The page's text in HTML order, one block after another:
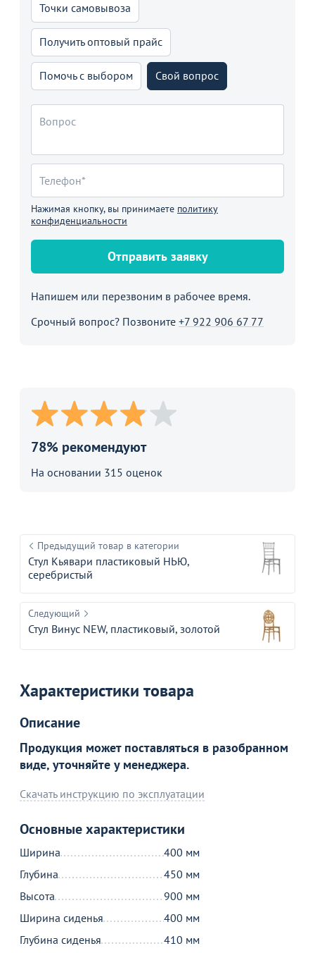
Точки самовывоза
Получить оптовый прайс
Помочь с выбором Свой вопрос
Нажимая кнопку, вы принимаете политику
конфиденциальности
Отправить заявку
Напишем или перезвоним в рабочее время.
Срочный вопрос? Позвоните +7 922 906 67 77
78% рекомендуют
На основании 315 оценок
Предыдущий товар в категории
Стул Кьявари пластиковый НЬЮ,
серебристый
Следующий
Стул Винус NEW, пластиковый, золотой
Характеристики товара
Описание
Продукция может поставляться в разобранном
виде, уточняйте у менеджера.
Скачать инструкцию по эксплуатации
Основные характеристики
Ширина
400 мм
Глубина
450 мм
Высота
900 мм
Ширина сиденья
400 мм
Глубина сиденья
410 мм
Товар в корзине
Стул Кьявари пластиковый НЬЮ, жемчужный
от 4 990 ₽
В корзине
Продолжить покупки
С этим товаром покупают